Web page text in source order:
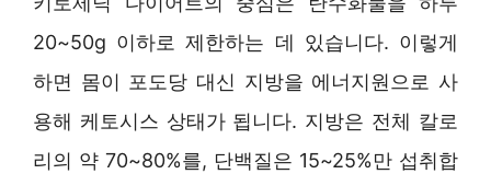
20~50g 이하로 제한하는 데 있습니다. 이렇게
하면 몸이 포도당 대신 지방을 에너지원으로 사
용해 케토시스 상태가 됩니다. 지방은 전체 칼로
리의 약 70~80%를, 단백질은 15~25%만 섭취합